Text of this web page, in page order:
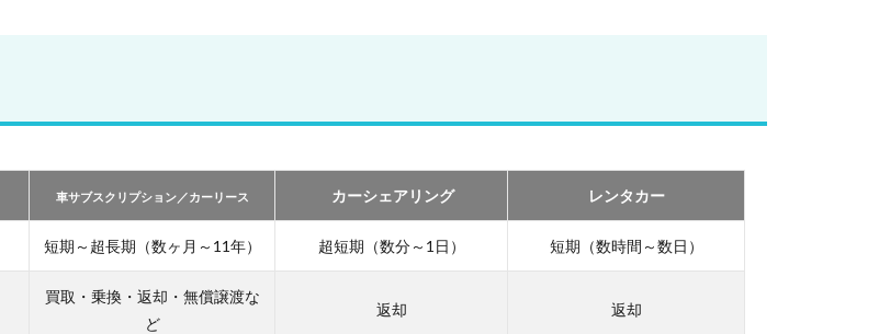
車サブスクリプション／カーリース カーシェアリング レンタカー
短期～超長期（数ヶ月～11年） 超短期（数分～1日） 短期（数時間～数日）
買取・乗換・返却・無償譲渡な
ど
返却 返却